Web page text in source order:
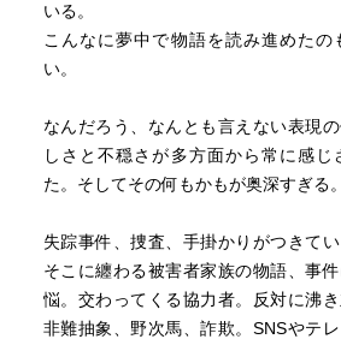
いる。
こんなに夢中で物語を読み進めたの
い。
なんだろう、なんとも言えない表現
しさと不穏さが多方面から常に感じ
た。そしてその何もかもが奥深すぎる。
失踪事件、捜査、手掛かりがつきてい
そこに纏わる被害者家族の物語、事
悩。交わってくる協力者。反対に沸
非難抽象、野次馬、詐欺。SNSやテ